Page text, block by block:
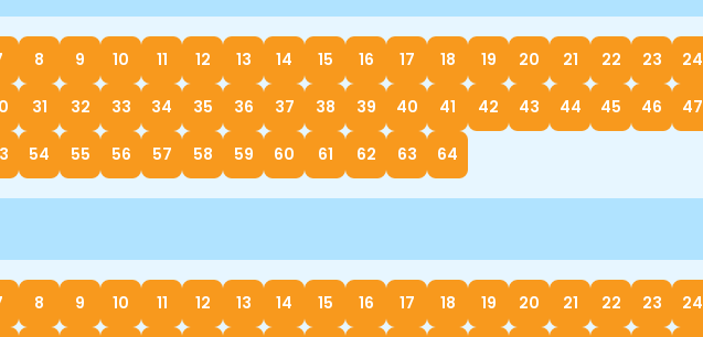
8 9 10 11 12 13 14 15 16 17 18 19 20 21 22 23 24
31 32 33 34 35 36 37 38 39 40 41 42 43 44 45 46 47
54 55 56 57 58 59 60 61 62 63 64
8 9 10 11 12 13 14 15 16 17 18 19 20 21 22 23 24